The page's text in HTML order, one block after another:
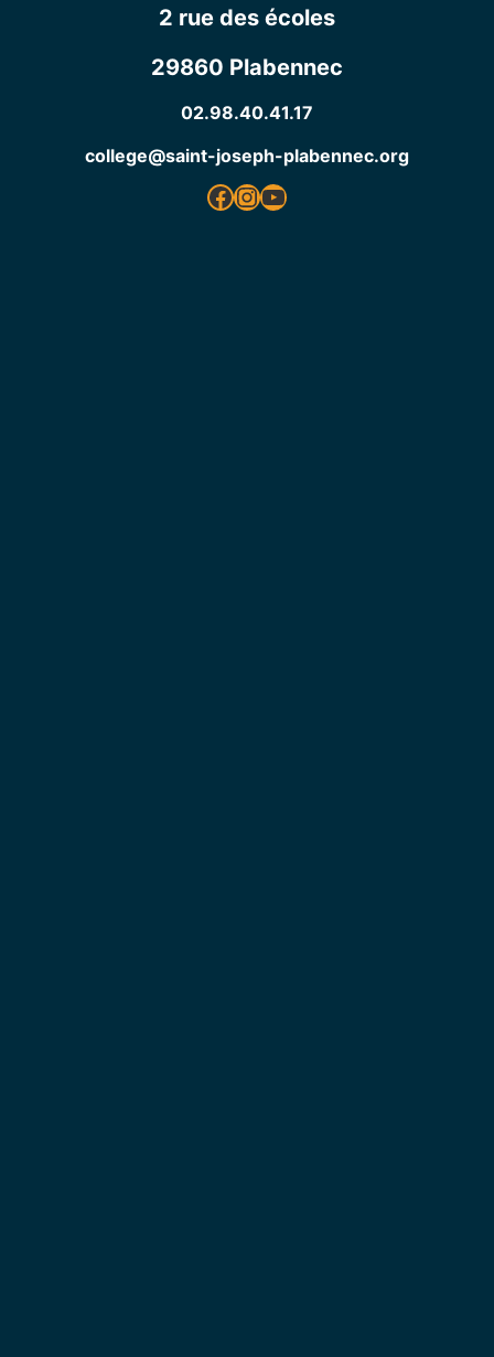
2 rue des écoles
29860 Plabennec
02.98.40.41.17
college@saint-joseph-plabennec.org